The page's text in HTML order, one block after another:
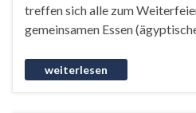
treffen sich alle zum
gemeinsamen Essen